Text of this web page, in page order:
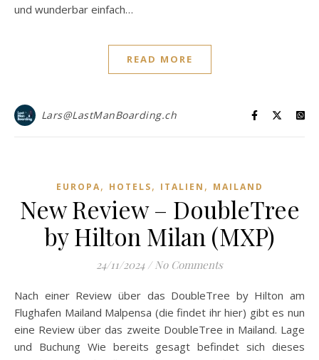
und wunderbar einfach…
READ MORE
Lars@LastManBoarding.ch
EUROPA, HOTELS, ITALIEN , MAILAND
New Review – DoubleTree
by Hilton Milan (MXP)
24/11/2024 / No Comments
Nach einer Review über das DoubleTree by Hilton am
Flughafen Mailand Malpensa (die findet ihr hier) gibt es nun
eine Review über das zweite DoubleTree in Mailand. Lage
und Buchung Wie bereits gesagt befindet sich dieses